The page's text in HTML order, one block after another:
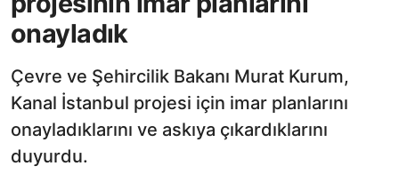
onayladık
Çevre ve Şehircilik Bakanı Murat Kurum,
Kanal İstanbul projesi için imar planlarını
onayladıklarını ve askıya çıkardıklarını
duyurdu.